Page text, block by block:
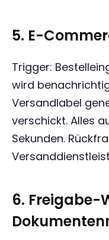
5. E-
Trigger:
wird
Versandlabel
verschickt. Alles
Sekunden.
6. Freigabe-